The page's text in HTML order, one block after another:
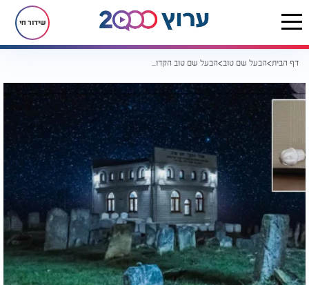
שידור חי
דף הבית הבעל שם טוב הבעל שם טוב הקדוש לא יכול לסבול את זה: "כל כך כאב לו"